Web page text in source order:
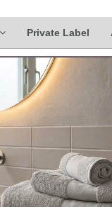
Private Label